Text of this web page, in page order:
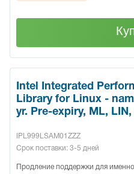
Intel Integrated
Library for Linux -
yr. Pre-expiry, ML, LIN,
IPL999LSAM01ZZZ
Срок поставки: 3-5 дней
Продление поддержки для